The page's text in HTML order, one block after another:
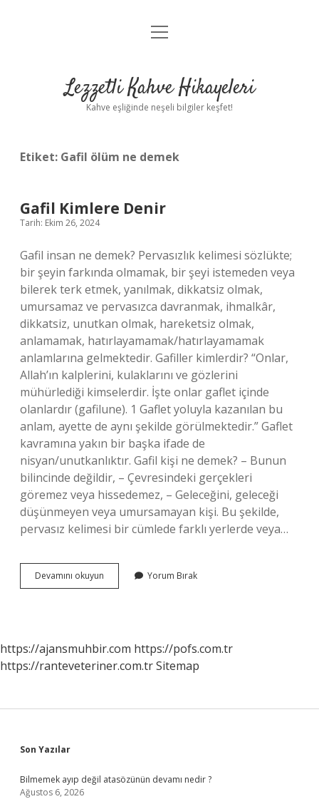
Anasayfa
Yasal Uyarı
menüyü
Lezzetli Kahve Hikayeleri
Kahve eşliğinde neşeli bilgiler keşfet!
Etiket: Gafil ölüm ne demek
Gafil Kimlere Denir
Tarih: Ekim 26, 2024
Gafil insan ne demek? Pervasızlık kelimesi sözlükte;
bir şeyin farkında olmamak, bir şeyi istemeden veya
bilerek terk etmek, yanılmak, dikkatsiz olmak,
umursamaz ve pervasızca davranmak, ihmalkâr,
dikkatsiz, unutkan olmak, hareketsiz olmak,
anlamamak, hatırlayamamak/hatırlayamamak
anlamlarına gelmektedir. Gafiller kimlerdir? “Onlar,
Allah’ın kalplerini, kulaklarını ve gözlerini
mühürlediği kimselerdir. İşte onlar gaflet içinde
olanlardır (gafilune). 1 Gaflet yoluyla kazanılan bu
anlam, ayette de aynı şekilde görülmektedir.” Gaflet
kavramına yakın bir başka ifade de
nisyan/unutkanlıktır. Gafil kişi ne demek? – Bunun
bilincinde değildir, – Çevresindeki gerçekleri
göremez veya hissedemez, – Geleceğini, geleceği
düşünmeyen veya umursamayan kişi. Bu şekilde,
pervasız kelimesi bir cümlede farklı yerlerde veya…
Devamını okuyun
Kimlere
Yorum Bırak
https://ajansmuhbir.com https://pofs.com.tr
https://ranteveteriner.com.trSitemap
Sidebar
Son Yazılar
Bilmemek ayıp değil atasözünün devamı nedir ?
Ağustos 6, 2026